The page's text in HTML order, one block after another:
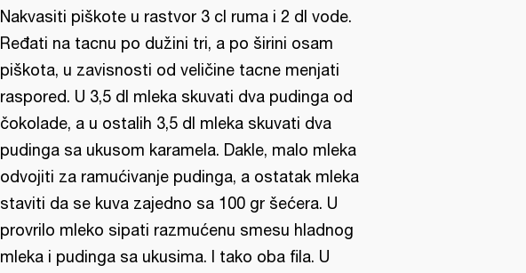
Nakvasiti piškote u rastvor 3 cl ruma i 2 dl vode.
Ređati na tacnu po dužini tri, a po širini osam
piškota, u zavisnosti od veličine tacne menjati
raspored. U 3,5 dl mleka skuvati dva pudinga od
čokolade, a u ostalih 3,5 dl mleka skuvati dva
pudinga sa ukusom karamela. Dakle, malo mleka
odvojiti za ramućivanje pudinga, a ostatak mleka
staviti da se kuva zajedno sa 100 gr šećera. U
provrilo mleko sipati razmućenu smesu hladnog
mleka i pudinga sa ukusima. I tako oba fila. U